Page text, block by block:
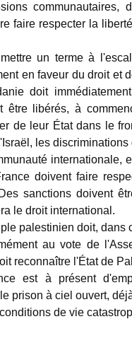
communautaires,
faire respecter la
mettre un terme à
en faveur du droit et
doit
être libérés, à
de leur État dans le
les
internationale,
doivent faire
sanctions doivent
le droit international.
palestinien doit, dans
au vote de
reconnaître l'État de
est à présent
prison à ciel ouvert,
de vie